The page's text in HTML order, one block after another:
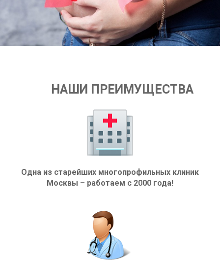
НАШИ ПРЕИМУЩЕСТВА
Одна из старейших многопрофильных клиник
Москвы – работаем с 2000 года!